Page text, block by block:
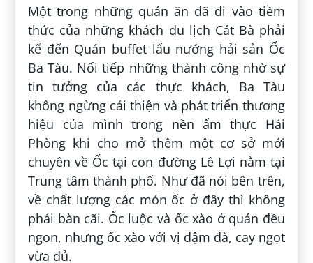
Một trong những quán ăn đã đi vào tiềm
thức của những khách du lịch Cát Bà phải
kể đến Quán buffet lẩu nướng hải sản Ốc
Ba Tàu. Nối tiếp những thành công nhờ sự
tin tưởng của các thực khách, Ba Tàu
không ngừng cải thiện và phát triển thương
hiệu của mình trong nền ẩm thực Hải
Phòng khi cho mở thêm một cơ sở mới
chuyên về Ốc tại con đường Lê Lợi nằm tại
Trung tâm thành phố. Như đã nói bên trên,
về chất lượng các món ốc ở đây thì không
phải bàn cãi. Ốc luộc và ốc xào ở quán đều
ngon, nhưng ốc xào với vị đậm đà, cay ngọt
vừa đủ.